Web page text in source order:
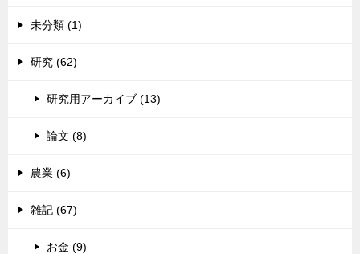
未分類 (1)
研究 (62)
研究用アーカイブ (13)
論文 (8)
農業 (6)
雑記 (67)
お金 (9)